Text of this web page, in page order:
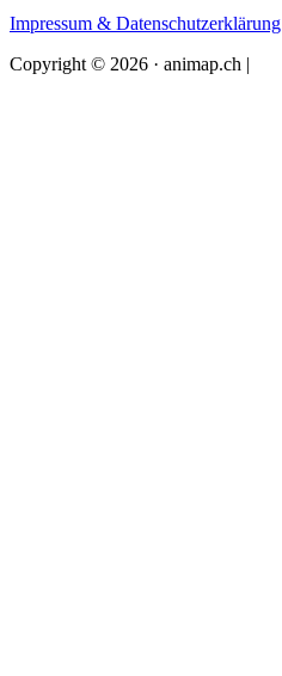
Impressum & Datenschutzerklärung
Copyright © 2026 · animap.ch |